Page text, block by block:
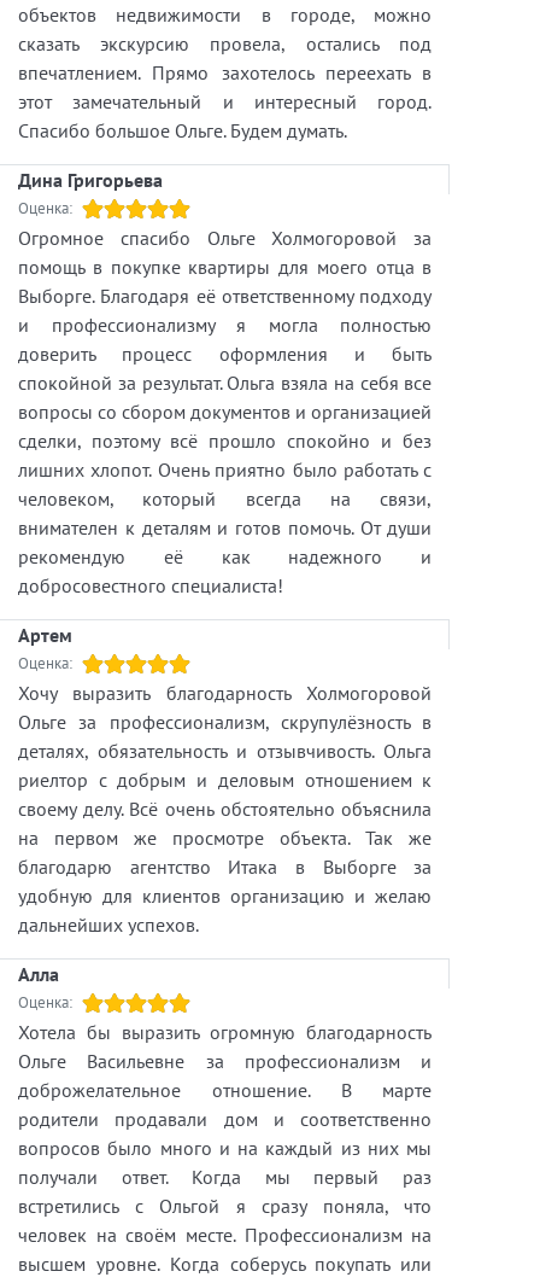
объектов недвижимости в городе, можно
сказать экскурсию провела, остались под
впечатлением. Прямо захотелось переехать в
этот замечательный и интересный город.
Спасибо большое Ольге. Будем думать.
Дина Григорьева
Оценка:
Огромное спасибо Ольге Холмогоровой за
помощь в покупке квартиры для моего отца в
Выборге. Благодаря её ответственному подходу
и профессионализму я могла полностью
доверить процесс оформления и быть
спокойной за результат. Ольга взяла на себя все
вопросы со сбором документов и организацией
сделки, поэтому всё прошло спокойно и без
лишних хлопот. Очень приятно было работать с
человеком, который всегда на связи,
внимателен к деталям и готов помочь. От души
рекомендую её как надежного и
добросовестного специалиста!
Артем
Оценка:
Хочу выразить благодарность Холмогоровой
Ольге за профессионализм, скрупулёзность в
деталях, обязательность и отзывчивость. Ольга
риелтор с добрым и деловым отношением к
своему делу. Всё очень обстоятельно объяснила
на первом же просмотре объекта. Так же
благодарю агентство Итака в Выборге за
удобную для клиентов организацию и желаю
дальнейших успехов.
Алла
Оценка:
Хотела бы выразить огромную благодарность
Ольге Васильевне за профессионализм и
доброжелательное отношение. В марте
родители продавали дом и соответственно
вопросов было много и на каждый из них мы
получали ответ. Когда мы первый раз
встретились с Ольгой я сразу поняла, что
человек на своём месте. Профессионализм на
высшем уровне. Когда соберусь покупать или